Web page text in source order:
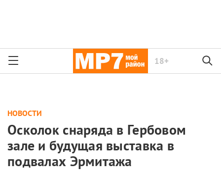
18+
НОВОСТИ
Осколок снаряда в Гербовом
зале и будущая выставка в
подвалах Эрмитажа